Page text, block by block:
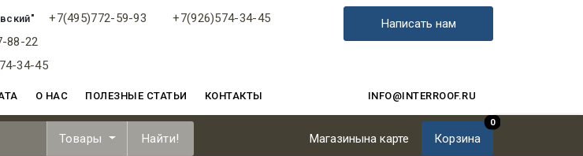
+7(495)772-59-93 +7(926)574-34-45
88-22
34-45
Написать нам
О НАС ПОЛЕЗНЫЕ СТАТЬИ КОНТАКТЫ INFO@INTERROOF.RU
Товары Найти! Магазинына карте Корзина
0